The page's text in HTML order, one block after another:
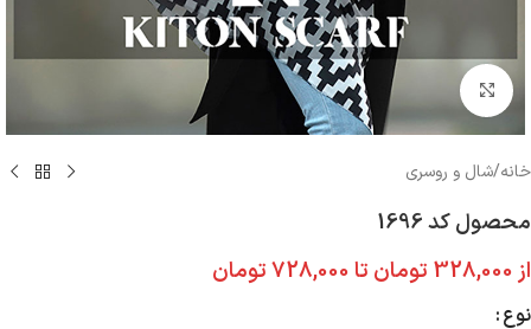
بزرگنمایی تصویر
خانه/شال و روسری
محصول کد 1696
از 328,000 تومان تا 728,000تومان
نوع